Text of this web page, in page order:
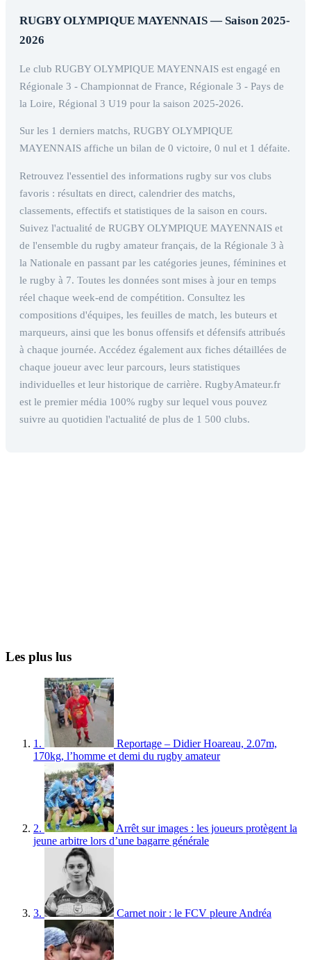
RUGBY OLYMPIQUE MAYENNAIS — Saison 2025-
2026
Le club RUGBY OLYMPIQUE MAYENNAIS est engagé en
Régionale 3 - Championnat de France, Régionale 3 - Pays de
la Loire, Régional 3 U19 pour la saison 2025-2026.
Sur les 1 derniers matchs, RUGBY OLYMPIQUE
MAYENNAIS affiche un bilan de 0 victoire, 0 nul et 1 défaite.
Retrouvez l'essentiel des informations rugby sur vos clubs
favoris : résultats en direct, calendrier des matchs,
classements, effectifs et statistiques de la saison en cours.
Suivez l'actualité de RUGBY OLYMPIQUE MAYENNAIS et
de l'ensemble du rugby amateur français, de la Régionale 3 à
la Nationale en passant par les catégories jeunes, féminines et
le rugby à 7. Toutes les données sont mises à jour en temps
réel chaque week-end de compétition. Consultez les
compositions d'équipes, les feuilles de match, les buteurs et
marqueurs, ainsi que les bonus offensifs et défensifs attribués
à chaque journée. Accédez également aux fiches détaillées de
chaque joueur avec leur parcours, leurs statistiques
individuelles et leur historique de carrière. RugbyAmateur.fr
est le premier média 100% rugby sur lequel vous pouvez
suivre au quotidien l'actualité de plus de 1 500 clubs.
Les plus lus
1.
Reportage – Didier Hoareau, 2.07m,
170kg, l’homme et demi du rugby amateur
2.
Arrêt sur images : les joueurs protègent la
jeune arbitre lors d’une bagarre générale
3. Carnet noir : le FCV pleure Andréa